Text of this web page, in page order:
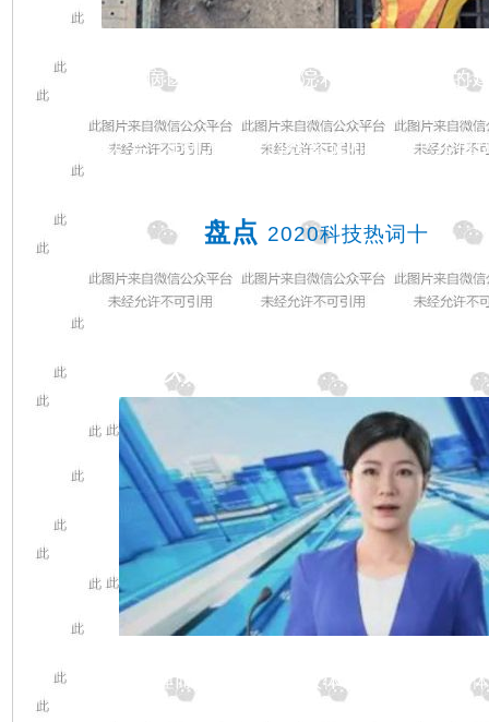
传染病医院火神山医院和雷神山医院的
以“监”为动力，人们在督促和互动中共担
盘点 2020科技热词十
虚拟人
机处理而实现的数字化人体，可代替真实人